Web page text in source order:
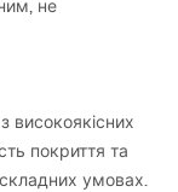
не
високоякісних
покриття та
умовах.